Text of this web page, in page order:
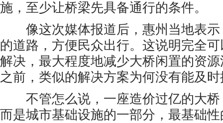
施，至少让桥梁先具备通行的条件。
像这次媒体报道后，惠州当地表示
的道路，方便民众出行。这说明完全
解决，最大程度地减少大桥闲置的资
之前，类似的解决方案为何没有能及
不管怎么说，一座造价过亿的大桥
而是城市基础设施的一部分，最基础